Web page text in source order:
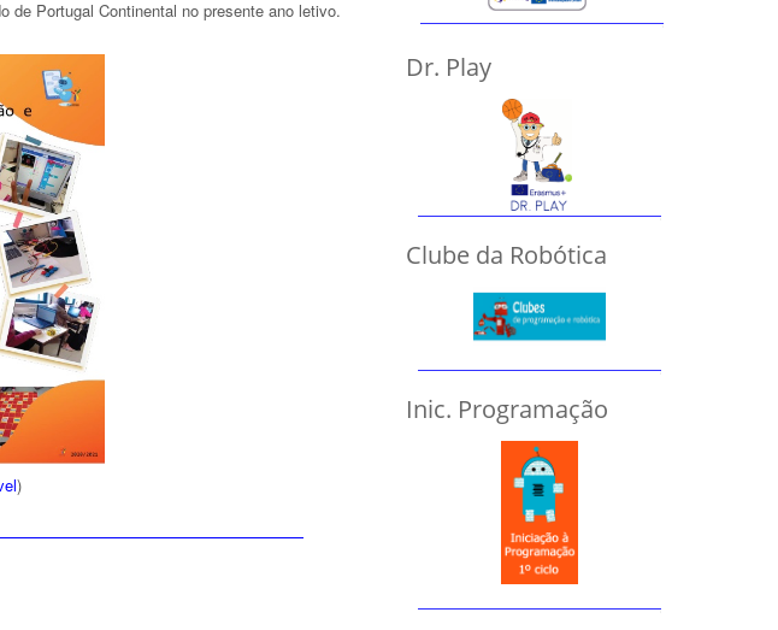
de Portugal Continental no presente ano letivo.
)
Dr. Play
Clube da Robótica
Inic. Programação